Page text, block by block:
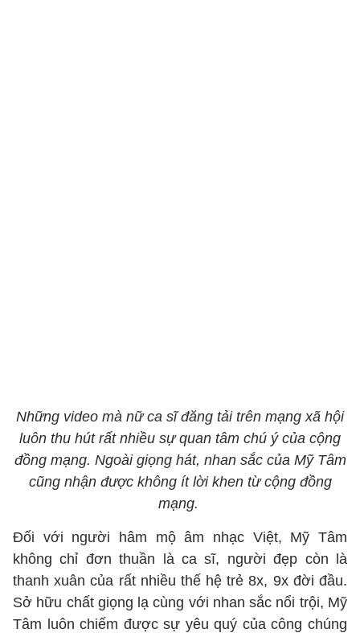
Những video mà nữ ca sĩ đăng tải trên mạng xã hội
luôn thu hút rất nhiều sự quan tâm chú ý của cộng
đồng mạng. Ngoài giọng hát, nhan sắc của Mỹ Tâm
cũng nhận được không ít lời khen từ cộng đồng
mạng.
Đối với người hâm mộ âm nhạc Việt, Mỹ Tâm
không chỉ đơn thuần là ca sĩ, người đẹp còn là
thanh xuân của rất nhiều thế hệ trẻ 8x, 9x đời đầu.
Sở hữu chất giọng lạ cùng với nhan sắc nổi trội, Mỹ
Tâm luôn chiếm được sự yêu quý của công chúng